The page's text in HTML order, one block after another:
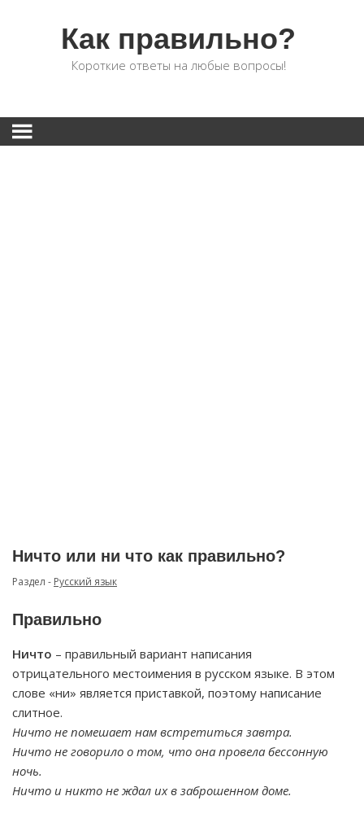
Как правильно?
Короткие ответы на любые вопросы!
Ничто или ни что как правильно?
Раздел - Русский язык
Правильно
Ничто – правильный вариант написания
отрицательного местоимения в русском языке. В этом
слове «ни» является приставкой, поэтому написание
слитное.
Ничто не помешает нам встретиться завтра.
Ничто не говорило о том, что она провела бессонную
ночь.
Ничто и никто не ждал их в заброшенном доме.